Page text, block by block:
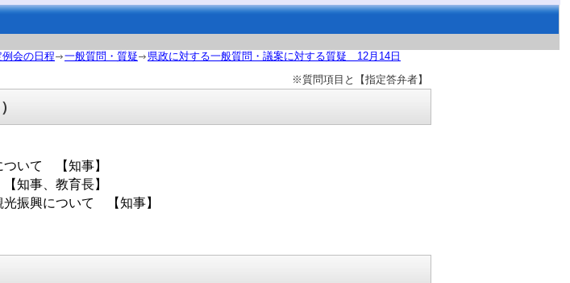
会の日程 一般質問・質疑 県政に対する一般質問・議案に対する質疑 12月14日
※質問項目と【指定答弁者】
ついて 【知事】
知事、教育長】
光振興について 【知事】